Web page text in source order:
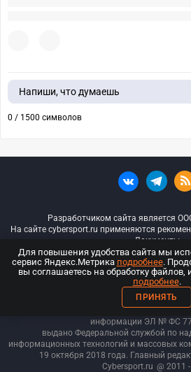
Напиши, что думаешь
0 / 1500 символов
Разработчиком сайта является
На сайте cybersport.ru применяются
Документы
© ООО «Киберспорт.ру» — Все
18+
ООО «Киберспорт.ру». Свидетельство о
информации ЭЛ № ФС
выдано Федеральной службой по
информационных технологий и массовых
19 октября 2018 года. Главный
Cybersport.ru @ 2011
Для повышения удобства сайта мы
сервис Яндекс.Метрика подробнее.
вы соглашаетесь на обработку
подробнее.
ПРИНЯТЬ